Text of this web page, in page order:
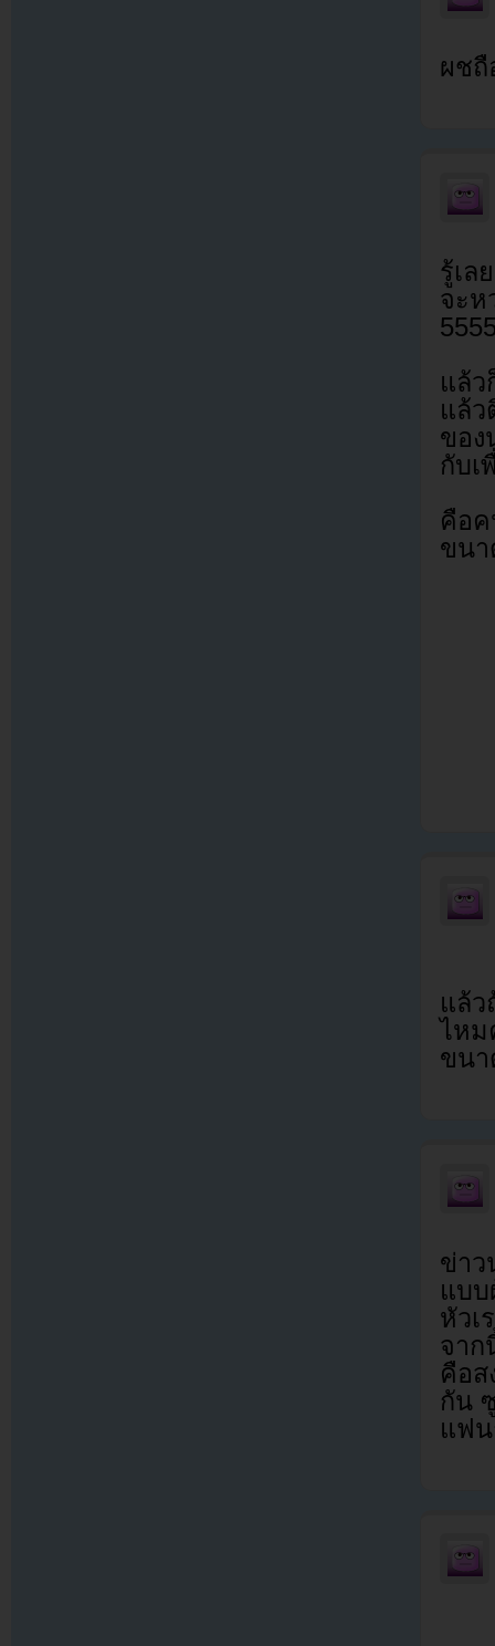
ผชถื
รู้เล
จะห
แล้ว
แล้ว
ของ
กับเ
คือค
ขนา
แล้ว
ไหม
ขน
ข่าว
แบบ
หัวเ
จาก
คือส
กัน
แฟน